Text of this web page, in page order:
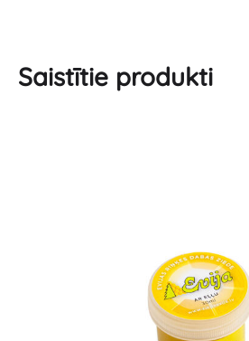
Saistītie produkti